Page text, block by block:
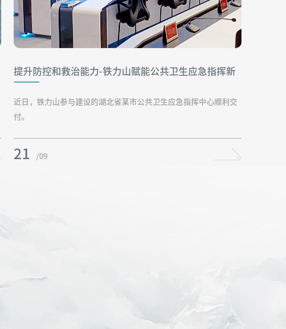
提升防控和救治能力-铁力山赋能公共卫生应急指挥新
近日，铁力山参与建设的湖北省某市公共卫生应急指挥中心顺利交
付。
21 /09